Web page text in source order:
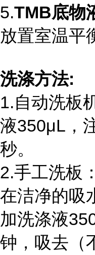
5.TMB底物
放置室温平
洗涤方法
1.自动洗板
液350μL ，
秒。
2.手工洗板
在洁净的吸
加洗涤液
钟，吸去（